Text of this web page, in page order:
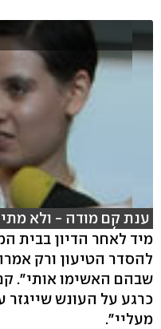
ענת קם מודה - ולא
קמאי)
מיד לאחר הדיון בבית
להסדר הטיעון ורק
שבהם האשימו אותי".
כרגע על העונש
מעליי".